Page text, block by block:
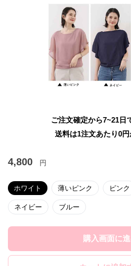
ご注文確定から7~21日
送料は1注文あたり0
4,800 円
ホワイト 薄いピンク ピンク
ネイビー ブルー
購入画面に